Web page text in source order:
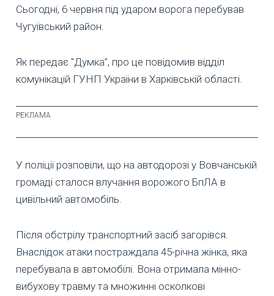
Сьогодні, 6 червня під ударом ворога перебував
Чугуївський район.
Як передає "Думка”, про це повідомив відділ
комунікацій ГУНП України в Харківській області.
У поліції розповіли, що на автодорозі у Вовчанській
громаді сталося влучання ворожого БпЛА в
цивільний автомобіль.
Після обстрілу транспортний засіб загорівся.
Внаслідок атаки постраждала 45-річна жінка, яка
перебувала в автомобілі. Вона отримала мінно-
вибухову травму та множинні осколкові